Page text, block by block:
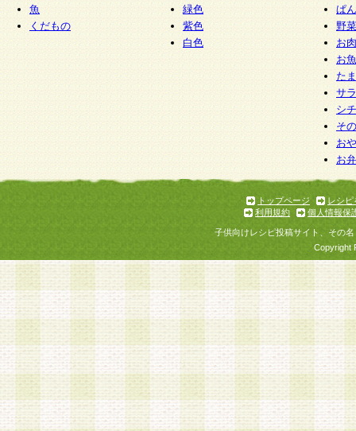
魚
くだもの
緑色
紫色
白色
ぱん
野
お
お
た
サ
シ
そ
お
お
トップページ
レシピ
利用規約
個人情報保
子供向けレシピ投稿サイト、その
Copyright